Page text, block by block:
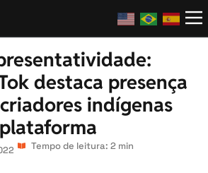
destaca presença
indígenas
Tempo de leitura: 2 min